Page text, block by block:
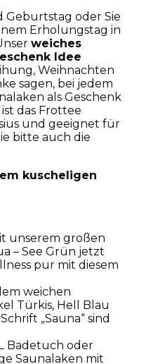
Geburtstag oder Sie
Erholungstag in
weiches
Idee
Weihnachten
sagen, bei jedem
als Geschenk
das Frottee
und geeignet für
bitte auch die
kuscheligen
unserem großen
– See Grün jetzt
pur mit diesem
weichen
Türkis, Hell Blau
„Sauna“ sind
Badetuch oder
Saunalaken mit